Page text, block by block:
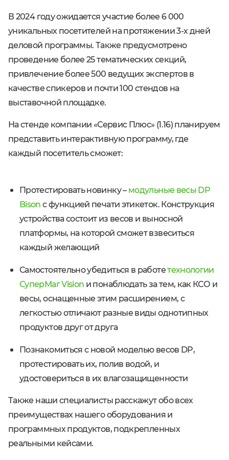
В 2024 году ожидается участие более 6 000
уникальных посетителей на протяжении 3-х дней
деловой программы. Также предусмотрено
проведение более 25 тематических секций,
привлечение более 500 ведущих экспертов в
качестве спикеров и почти 100 стендов на
выставочной площадке.
На стенде компании «Сервис Плюс» (1.16) планируем
представить интерактивную программу, где
каждый посетитель сможет:
Протестировать новинку – модульные весы DP
Bison с функцией печати этикеток. Конструкция
устройства состоит из весов и выносной
платформы, на которой сможет взвеситься
каждый желающий
Самостоятельно убедиться в работетехнологии
СуперМаг Vision и понаблюдать за тем, как КСО и
весы, оснащенные этим расширением, с
легкостью отличают разные виды однотипных
продуктов друг от друга
Познакомиться с новой моделью весов DP,
протестировать их, полив водой, и
удостовериться в их влагозащищенности
Также наши специалисты расскажут обо всех
преимуществах нашего оборудования и
программных продуктов, подкрепленных
реальными кейсами.